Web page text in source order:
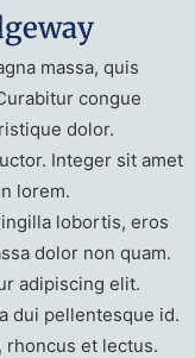
massa, quis
congue
dolor.
Integer sit amet
lorem.
lobortis, eros
dolor non quam.
adipiscing elit.
dui pellentesque id.
rhoncus et lectus.